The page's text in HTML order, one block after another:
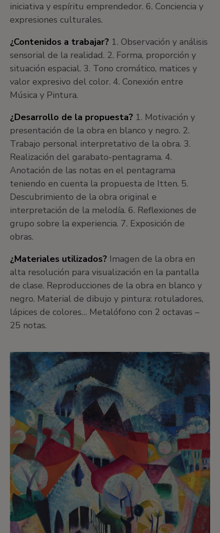
iniciativa y espíritu emprendedor. 6. Conciencia y
expresiones culturales.
¿Contenidos a trabajar? 1. Observación y análisis
sensorial de la realidad. 2. Forma, proporción y
situación espacial. 3. Tono cromático, matices y
valor expresivo del color. 4. Conexión entre
Música y Pintura.
¿Desarrollo de la propuesta? 1. Motivación y
presentación de la obra en blanco y negro. 2.
Trabajo personal interpretativo de la obra. 3.
Realización del garabato-pentagrama. 4.
Anotación de las notas en el pentagrama
teniendo en cuenta la propuesta de Itten. 5.
Descubrimiento de la obra original e
interpretación de la melodía. 6. Reflexiones de
grupo sobre la experiencia. 7. Exposición de
obras.
¿Materiales utilizados? Imagen de la obra en
alta resolución para visualización en la pantalla
de clase. Reproducciones de la obra en blanco y
negro. Material de dibujo y pintura: rotuladores,
lápices de colores… Metalófono con 2 octavas –
25 notas.